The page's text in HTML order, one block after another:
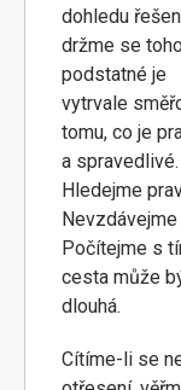
dohledu
držme se
podstatné je
vytrvale
tomu, co je
a spravedlivé.
Hledejme
Nevzdávejme
Počítejme s
cesta může
dlouhá.
Cítíme-li se